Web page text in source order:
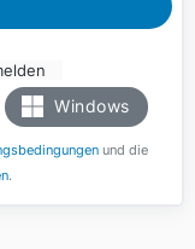
Windows
und die
.